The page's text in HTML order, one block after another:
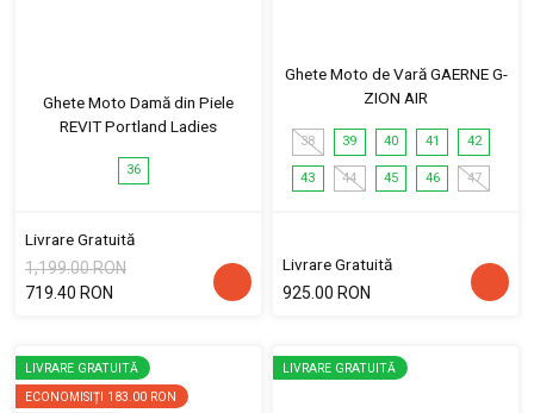
Ghete Moto Damă din Piele
REVIT Portland Ladies
36
Livrare Gratuită
1,199.00 RON
719.40 RON
Ghete Moto de Vară GAERNE G-
ZION AIR
38 39 40 41 42
43 44 45 46 47
Livrare Gratuită
925.00 RON
LIVRARE GRATUITĂ
ECONOMISIȚI 183.00 RON
LIVRARE GRATUITĂ